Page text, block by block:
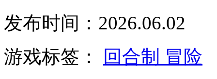
发布时间：2026.06.02
游戏标签：
回合制 冒险